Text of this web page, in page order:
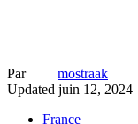
Par
mostraak
Updated juin 12, 2024
France